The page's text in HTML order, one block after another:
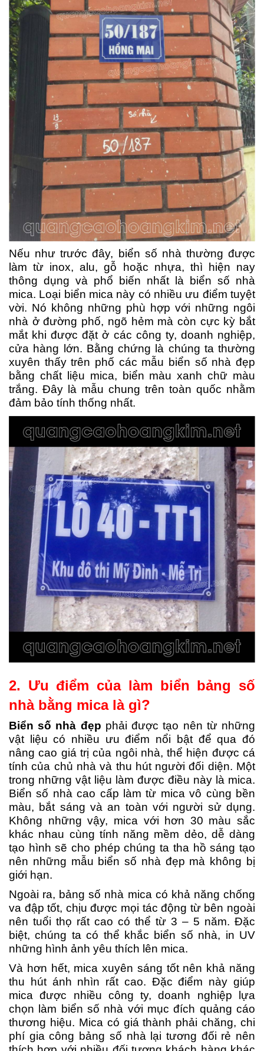
Nếu như trước đây, biển số nhà thường được
làm từ inox, alu, gỗ hoặc nhựa, thì hiện nay
thông dụng và phổ biến nhất là biển số nhà
mica. Loại biển mica này có nhiều ưu điểm tuyệt
vời. Nó không những phù hợp với những ngôi
nhà ở đường phố, ngõ hẻm mà còn cực kỳ bắt
mắt khi được đặt ở các công ty, doanh nghiệp,
cửa hàng lớn. Bằng chứng là chúng ta thường
xuyên thấy trên phố các mẫu biển số nhà đẹp
bằng chất liệu mica, biển màu xanh chữ màu
trắng. Đây là mẫu chung trên toàn quốc nhằm
đảm bảo tính thống nhất.
2. Ưu điểm của làm biển bảng số
nhà bằng mica là gì?
Biển số nhà đẹp phải được tạo nên từ những
vật liệu có nhiều ưu điểm nổi bật để qua đó
nâng cao giá trị của ngôi nhà, thể hiện được cá
tính của chủ nhà và thu hút người đối diện. Một
trong những vật liệu làm được điều này là mica.
Biển số nhà cao cấp làm từ mica vô cùng bền
màu, bắt sáng và an toàn với người sử dụng.
Không những vậy, mica với hơn 30 màu sắc
khác nhau cùng tính năng mềm dẻo, dễ dàng
tạo hình sẽ cho phép chúng ta tha hồ sáng tạo
nên những mẫu biển số nhà đẹp mà không bị
giới hạn.
Ngoài ra, bảng số nhà mica có khả năng chống
va đập tốt, chịu được mọi tác động từ bên ngoài
nên tuổi thọ rất cao có thể từ 3 – 5 năm. Đặc
biệt, chúng ta có thể khắc biển số nhà, in UV
những hình ảnh yêu thích lên mica.
Và hơn hết, mica xuyên sáng tốt nên khả năng
thu hút ánh nhìn rất cao. Đặc điểm này giúp
mica được nhiều công ty, doanh nghiệp lựa
chọn làm biển số nhà với mục đích quảng cáo
thương hiệu. Mica có giá thành phải chăng, chi
phí gia công bảng số nhà lại tương đối rẻ nên